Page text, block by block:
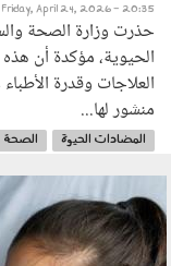
Friday, April 24, 2026 - 20:35
حذرت وزارة الصحة
الحيوية، مؤكدة أن
العلاجات وقدرة
منشور لها...
المضادات الحيوة الصحة
091005.jpg